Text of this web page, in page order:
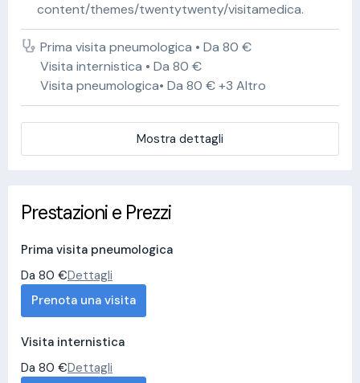
content/themes/twentytwenty/visitamedica.
Prima visita pneumologica • Da 80 €
Visita internistica • Da 80 €
Visita pneumologica• Da 80 € +3 Altro
Mostra dettagli
Prestazioni e Prezzi
Prima visita pneumologica
Da 80 €Dettagli
Prenota una visita
Visita internistica
Da 80 €Dettagli